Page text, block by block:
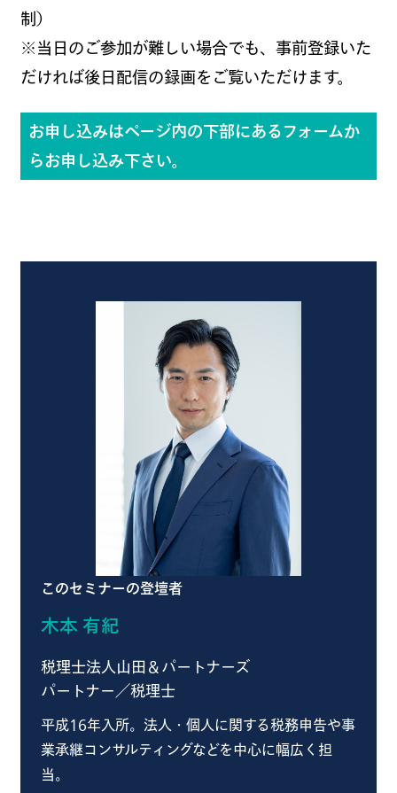
制）
※当日のご参加が難しい場合でも、事前登録いた
だければ後日配信の録画をご覧いただけます。
お申し込みはページ内の下部にあるフォームか
らお申し込み下さい。
このセミナーの登壇者
木本 有紀
税理士法人山田＆パートナーズ
パートナー／税理士
平成16年入所。法人・個人に関する税務申告や事
業承継コンサルティングなどを中心に幅広く担
当。